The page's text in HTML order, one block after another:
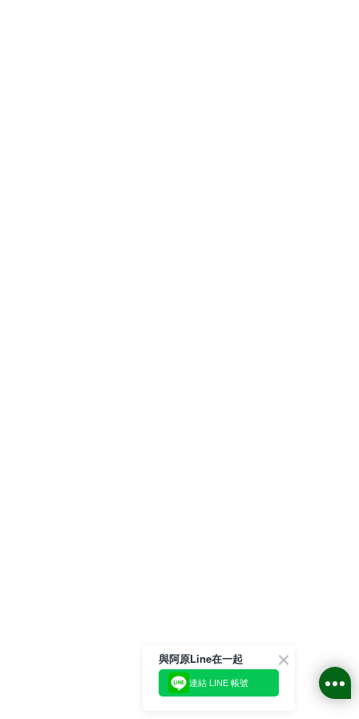
與阿原Line在一起
連結 LINE 帳號